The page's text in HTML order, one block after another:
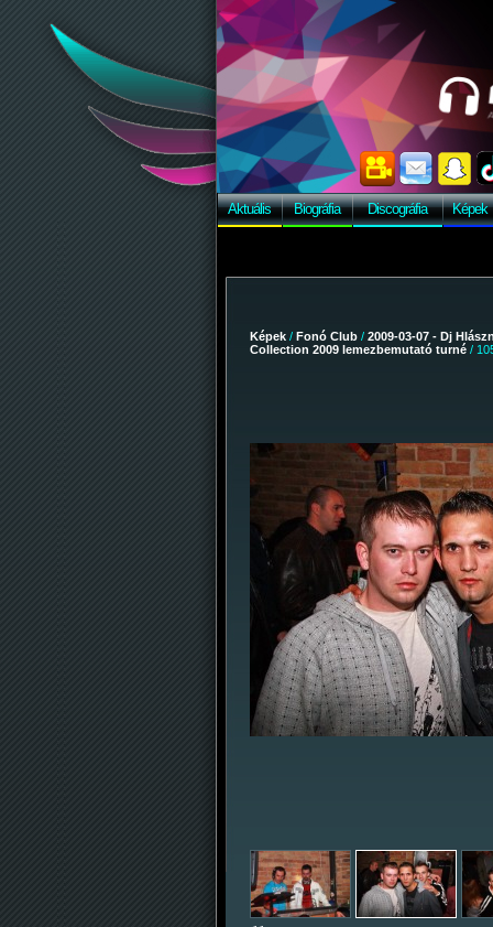
Aktuális Biográfia Discográfia Képek
Képek / Fonó Club / 2009-03-07 - Dj
Collection 2009 lemezbemutató turné /